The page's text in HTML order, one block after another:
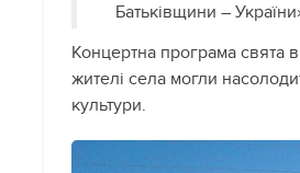
Батьківщини –
Концертна програма свята
жителі села могли
культури.